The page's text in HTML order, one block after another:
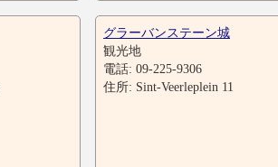
グラーバンステーン城
観光地
電話: 09-225-9306
住所: Sint-Veerleplein 11